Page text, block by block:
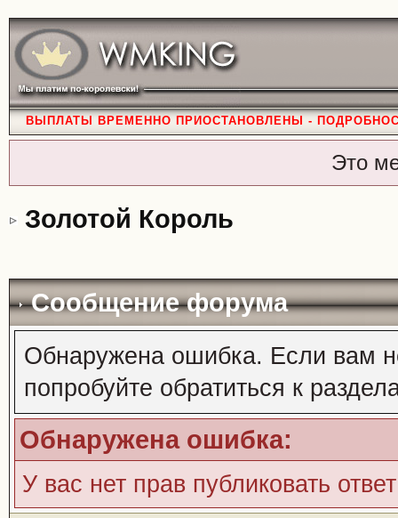
ВЫПЛАТЫ ВРЕМЕННО ПРИОСТАНОВЛЕНЫ -
Это
Золотой Король
Сообщение форума
Обнаружена ошибка. Если вам
попробуйте обратиться к
Обнаружена ошибка:
У вас нет прав публиковать